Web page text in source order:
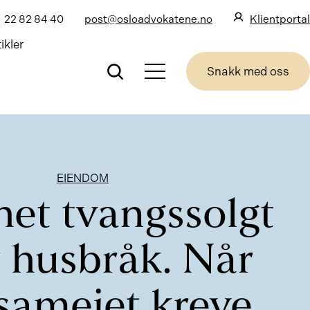
22 82 84 40 post@osloadvokatene.no Klientportal
Snakk med oss
EIENDOM
tvangssolgt
husbråk. Når